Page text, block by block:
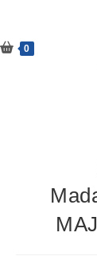
0